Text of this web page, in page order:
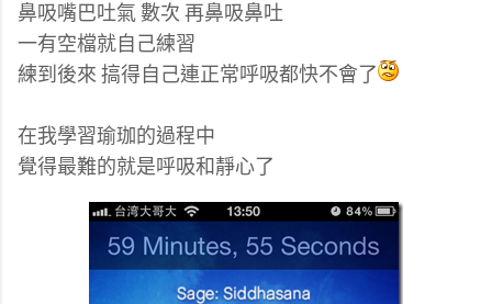
鼻吸嘴巴吐氣 數次 再鼻吸鼻吐
一有空檔就自己練習
練到後來 搞得自己連正常呼吸都快不會了
在我學習瑜珈的過程中
覺得最難的就是呼吸和靜心了